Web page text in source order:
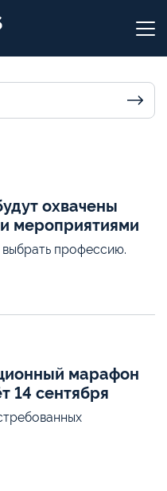
охвачены
мероприятиями
профессию.
марафон
14 сентября